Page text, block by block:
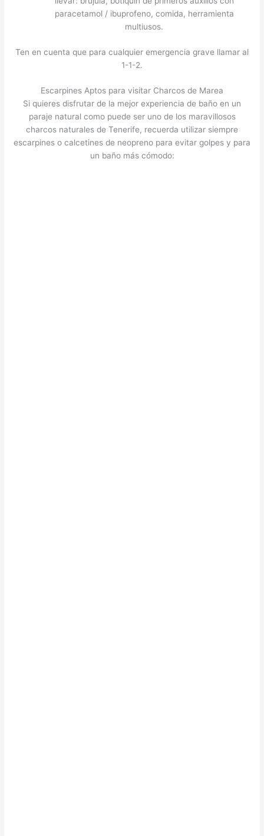
paracetamol / ibuprofeno, comida, herramienta
multiusos.
Ten en cuenta que para cualquier emergencia grave llamar al
1-1-2.
Escarpines Aptos para visitar Charcos de Marea
Si quieres disfrutar de la mejor experiencia de baño en un
paraje natural como puede ser uno de los maravillosos
charcos naturales de Tenerife, recuerda utilizar siempre
escarpines o calcetines de neopreno para evitar golpes y para
un baño más cómodo: